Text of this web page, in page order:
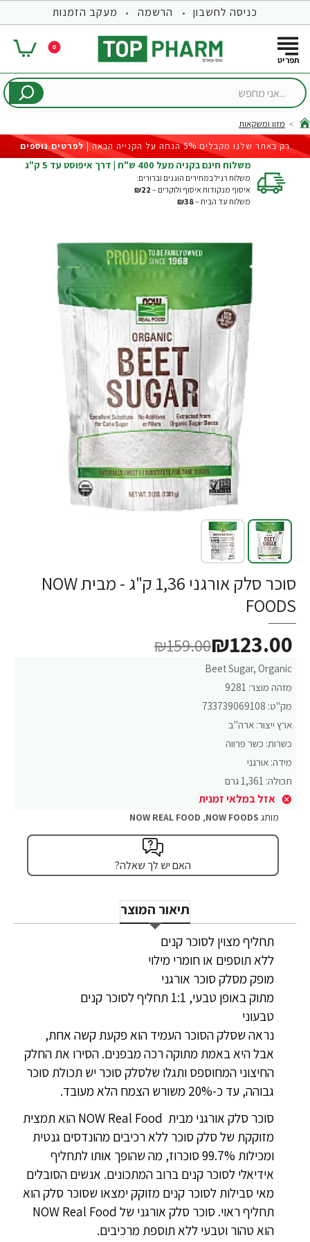
כניסה לחשבון הרשמה מעקב הזמנות
0
...אני
home
מזון ומשקאות
רק באתר שלנו מקבלים 5% הנחה על הקנייה הבאה |
לפרטים נוספים
משלוח חינם בקניה מעל 400 ש"ח | דרך איפוסט עד 5 ק"ג
משלוח רגיל במחירים הוגנים וברורים:
איסוף מנקודות איסוף ולוקרים – ₪22
משלוח עד הבית –₪38
-23%
סוכר סלק אורגני 1,36 ק"ג - מבית NOW
FOODS
Beet Sugar, Organic
מזהה מוצר: 9281
מק"ט: 733739069108
ארץ ייצור: ארה"ב
כשרות: כשר פרווה
מידה: אורגני
תכולה: 1,361 גרם
אזל במלאי זמנית
₪123.00
₪159.00
מותג NOW FOODS
,
NOW REAL FOOD
האם יש לך שאלה?
תיאור המוצר
תחליף מצוין לסוכר קנים
ללא תוספים או חומרי מילוי
מופק מסלק סוכר אורגני
מתוק באופן טבעי, 1:1 תחליף לסוכר קנים
טבעוני
נראה שסלק הסוכר העמיד הוא פקעת קשה אחת,
אבל היא באמת מתוקה רכה מבפנים. הסירו את החלק
החיצוני המחוספס ותגלו שלסלק סוכר יש תכולת סוכר
גבוהה, עד כ-20% משורש הצמח הלא מעובד.
סוכר סלק אורגני מבית NOW Real Food ‎ הוא תמצית
מזוקקת של סלק סוכר ללא רכיבים מהונדסים גנטית
ומכילות 99.7% סוכרוז, מה שהופך אותו לתחליף
אידיאלי לסוכר קנים ברוב המתכונים. אנשים הסובלים
מאי סבילות לסוכר קנים מזוקק ימצאו שסוכר סלק הוא
תחליף ראוי. סוכר סלק אורגני של NOW Real Food
הוא טהור וטבעי ללא תוספת מרכיבים.